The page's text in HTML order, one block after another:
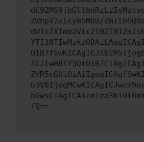
ZWhpY2xlcy85MDU/
fQ==